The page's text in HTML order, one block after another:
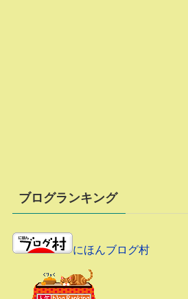
ブログランキング
にほんブログ村